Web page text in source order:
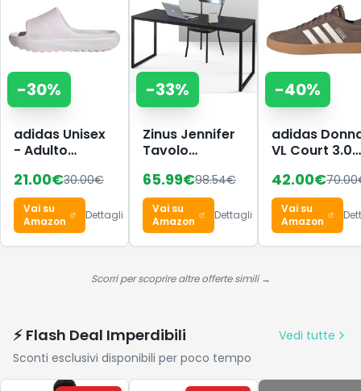
-30%
adidas Unisex
- Adulto
Slides Sandal,
Distilled
Pink/crystal
white/dash
grey, 40.5 EU
21.00€30.00€
Vai su
Amazon
Dettagli
-33%
Zinus Jennifer
Tavolo
61 x 74 cm -
Scrivania
Ufficio
Multiuso in
Metallo e
da Montare -
65.99€98.54€
Vai su
Amazon
Dettagli
-40%
adidas
VL Court 3.0
Strata/Chalk
White/Gum 3,
44 EU
42.00€70.00
Vai su
Amazon
Scorri per scoprire altre offerte simili →
⚡ Flash Deal Imperdibili
Vedi tutte
Sconti esclusivi disponibili per poco tempo